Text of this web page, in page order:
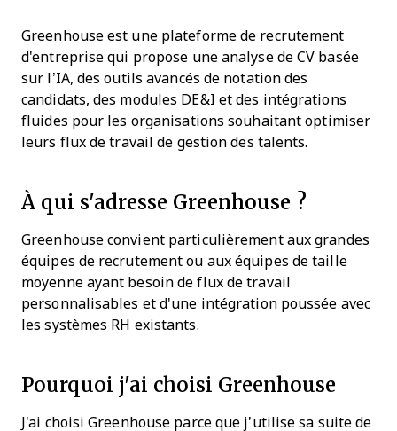
Greenhouse est une plateforme de recrutement
d'entreprise qui propose une analyse de CV basée
sur l’IA, des outils avancés de notation des
candidats, des modules DE&I et des intégrations
fluides pour les organisations souhaitant optimiser
leurs flux de travail de gestion des talents.
À qui s'adresse Greenhouse ?
Greenhouse convient particulièrement aux grandes
équipes de recrutement ou aux équipes de taille
moyenne ayant besoin de flux de travail
personnalisables et d'une intégration poussée avec
les systèmes RH existants.
Pourquoi j'ai choisi Greenhouse
J'ai choisi Greenhouse parce que j’utilise sa suite de